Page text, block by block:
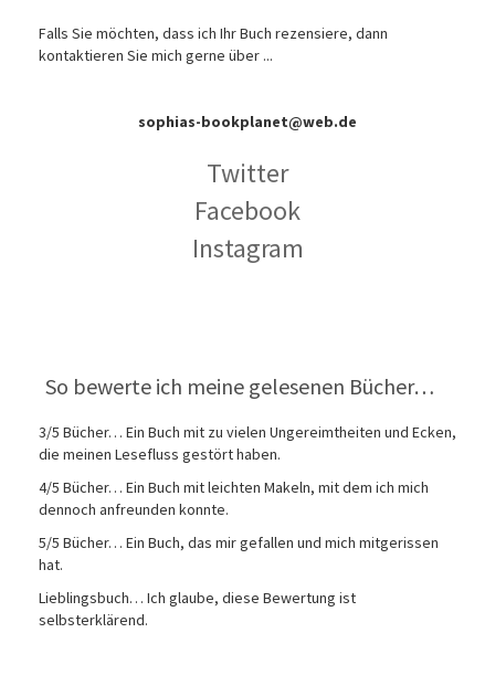
Falls Sie möchten, dass ich Ihr Buch rezensiere, dann
kontaktieren Sie mich gerne über ...
sophias-bookplanet@web.de
Twitter
Facebook
Instagram
So bewerte ich meine gelesenen Bücher…
3/5 Bücher… Ein Buch mit zu vielen Ungereimtheiten und Ecken,
die meinen Lesefluss gestört haben.
4/5 Bücher… Ein Buch mit leichten Makeln, mit dem ich mich
dennoch anfreunden konnte.
5/5 Bücher… Ein Buch, das mir gefallen und mich mitgerissen
hat.
Lieblingsbuch… Ich glaube, diese Bewertung ist
selbsterklärend.